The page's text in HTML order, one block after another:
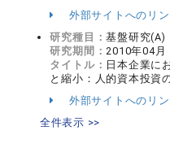
外部サイトへのリ
研究種目：基盤研究(A)
研究期間：2010年04月
タイトル： 日本企業に
と縮小：人的資本投資
外部サイトへのリ
全件表示 >>